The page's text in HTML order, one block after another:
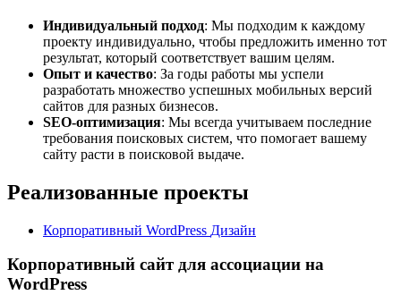
Индивидуальный подход: Мы подходим к каждому
проекту индивидуально, чтобы предложить именно тот
результат, который соответствует вашим целям.
Опыт и качество: За годы работы мы успели
разработать множество успешных мобильных версий
сайтов для разных бизнесов.
SEO-оптимизация: Мы всегда учитываем последние
требования поисковых систем, что помогает вашему
сайту расти в поисковой выдаче.
Реализованные проекты
Корпоративный WordPress Дизайн
Корпоративный сайт для ассоциации на
WordPress